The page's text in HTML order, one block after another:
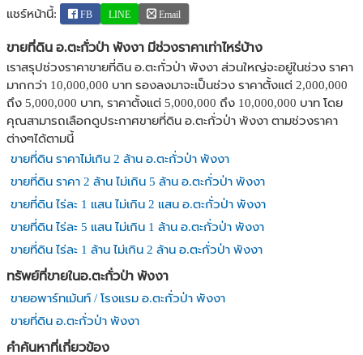
แชร์หน้านี้: FB LINE Email
ขายที่ดิน อ.ตะกั่วป่า พังงา มีช่วงราคาเท่าไหร่บ้าง
เราสรุปช่วงราคาขายที่ดิน อ.ตะกั่วป่า พังงา ส่วนใหญ่จะอยู่ในช่วง ราคา
มากกว่า 10,000,000 บาท รองลงมาจะเป็นช่วง ราคาตั้งแต่ 2,000,000
ถึง 5,000,000 บาท, ราคาตั้งแต่ 5,000,000 ถึง 10,000,000 บาท โดย
คุณสามารถเลือกดูประกาศขายที่ดิน อ.ตะกั่วป่า พังงา ตามช่วงราคา
ต่างๆได้ตามนี้
ขายที่ดิน ราคาไม่เกิน 2 ล้าน อ.ตะกั่วป่า พังงา
ขายที่ดิน ราคา 2 ล้าน ไม่เกิน 5 ล้าน อ.ตะกั่วป่า พังงา
ขายที่ดิน ไร่ละ 1 แสน ไม่เกิน 2 แสน อ.ตะกั่วป่า พังงา
ขายที่ดิน ไร่ละ 5 แสน ไม่เกิน 1 ล้าน อ.ตะกั่วป่า พังงา
ขายที่ดิน ไร่ละ 1 ล้าน ไม่เกิน 2 ล้าน อ.ตะกั่วป่า พังงา
ทรัพย์ที่ขายในอ.ตะกั่วป่า พังงา
ขายอพาร์ทเม้นท์ / โรงแรม อ.ตะกั่วป่า พังงา
ขายที่ดิน อ.ตะกั่วป่า พังงา
คำค้นหาที่เกี่ยวข้อง